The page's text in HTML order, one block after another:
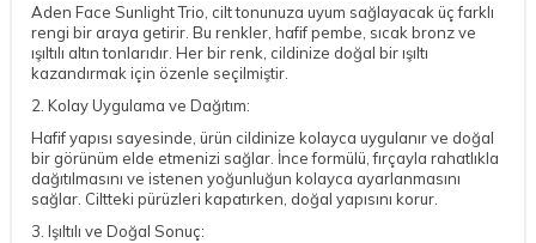
Aden Face Sunlight Trio, cilt tonunuza uyum sağlayacak üç farklı
rengi bir araya getirir. Bu renkler, hafif pembe, sıcak bronz ve
ışıltılı altın tonlarıdır. Her bir renk, cildinize doğal bir ışıltı
kazandırmak için özenle seçilmiştir.
2. Kolay Uygulama ve Dağıtım:
Hafif yapısı sayesinde, ürün cildinize kolayca uygulanır ve doğal
bir görünüm elde etmenizi sağlar. İnce formülü, fırçayla rahatlıkla
dağıtılmasını ve istenen yoğunluğun kolayca ayarlanmasını
sağlar. Ciltteki pürüzleri kapatırken, doğal yapısını korur.
3. Işıltılı ve Doğal Sonuç: